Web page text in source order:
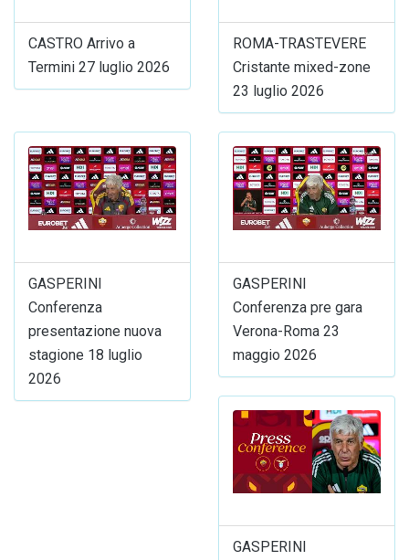
CASTRO Arrivo a
Termini 27 luglio 2026
ROMA-TRASTEVERE
Cristante mixed-zone
23 luglio 2026
GASPERINI
Conferenza
presentazione nuova
stagione 18 luglio
2026
GASPERINI
Conferenza pre gara
Verona-Roma 23
maggio 2026
GASPERINI